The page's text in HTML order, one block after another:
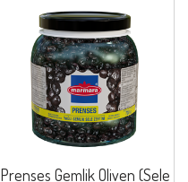
Prenses Gemlik Oliven (Sele